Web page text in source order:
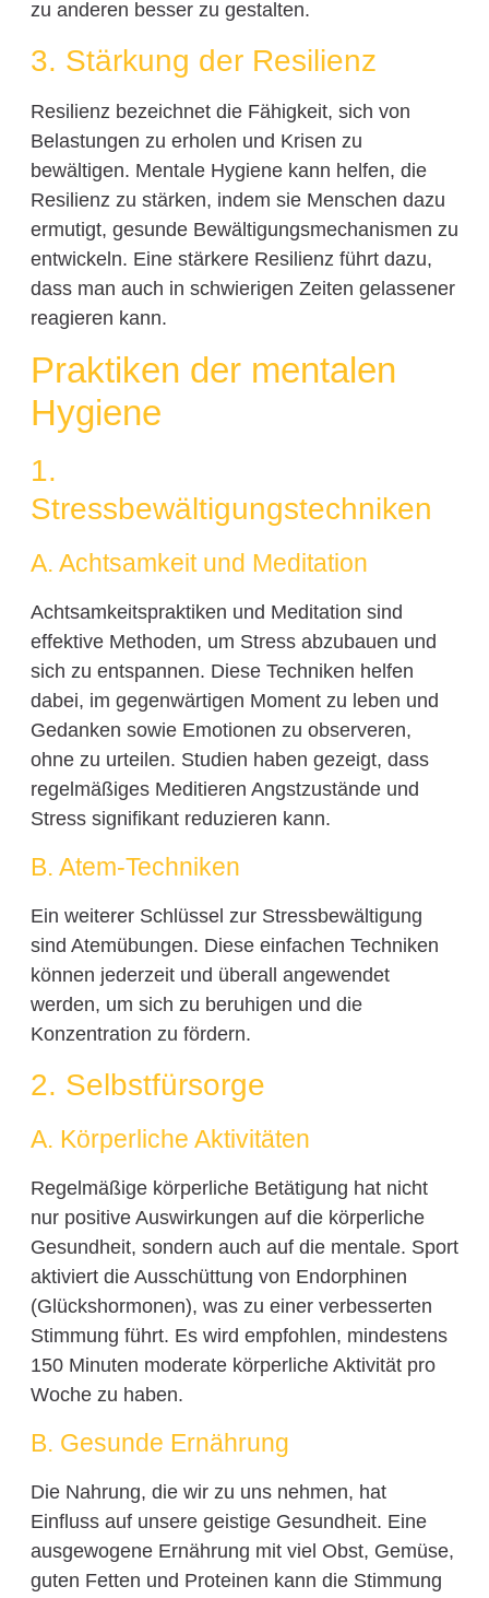
zu anderen besser zu gestalten.
3. Stärkung der Resilienz
Resilienz bezeichnet die Fähigkeit, sich von
Belastungen zu erholen und Krisen zu
bewältigen. Mentale Hygiene kann helfen, die
Resilienz zu stärken, indem sie Menschen dazu
ermutigt, gesunde Bewältigungsmechanismen zu
entwickeln. Eine stärkere Resilienz führt dazu,
dass man auch in schwierigen Zeiten gelassener
reagieren kann.
Praktiken der mentalen
Hygiene
1.
Stressbewältigungstechniken
A. Achtsamkeit und Meditation
Achtsamkeitspraktiken und Meditation sind
effektive Methoden, um Stress abzubauen und
sich zu entspannen. Diese Techniken helfen
dabei, im gegenwärtigen Moment zu leben und
Gedanken sowie Emotionen zu observeren,
ohne zu urteilen. Studien haben gezeigt, dass
regelmäßiges Meditieren Angstzustände und
Stress signifikant reduzieren kann.
B. Atem-Techniken
Ein weiterer Schlüssel zur Stressbewältigung
sind Atemübungen. Diese einfachen Techniken
können jederzeit und überall angewendet
werden, um sich zu beruhigen und die
Konzentration zu fördern.
2. Selbstfürsorge
A. Körperliche Aktivitäten
Regelmäßige körperliche Betätigung hat nicht
nur positive Auswirkungen auf die körperliche
Gesundheit, sondern auch auf die mentale. Sport
aktiviert die Ausschüttung von Endorphinen
(Glückshormonen), was zu einer verbesserten
Stimmung führt. Es wird empfohlen, mindestens
150 Minuten moderate körperliche Aktivität pro
Woche zu haben.
B. Gesunde Ernährung
Die Nahrung, die wir zu uns nehmen, hat
Einfluss auf unsere geistige Gesundheit. Eine
ausgewogene Ernährung mit viel Obst, Gemüse,
guten Fetten und Proteinen kann die Stimmung